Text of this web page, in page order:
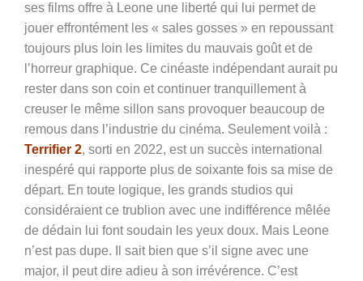
ses films offre à Leone une liberté qui lui permet de
jouer effrontément les « sales gosses » en repoussant
toujours plus loin les limites du mauvais goût et de
l’horreur graphique. Ce cinéaste indépendant aurait pu
rester dans son coin et continuer tranquillement à
creuser le même sillon sans provoquer beaucoup de
remous dans l’industrie du cinéma. Seulement voilà :
Terrifier 2, sorti en 2022, est un succès international
inespéré qui rapporte plus de soixante fois sa mise de
départ. En toute logique, les grands studios qui
considéraient ce trublion avec une indifférence mêlée
de dédain lui font soudain les yeux doux. Mais Leone
n’est pas dupe. Il sait bien que s’il signe avec une
major, il peut dire adieu à son irrévérence. C’est